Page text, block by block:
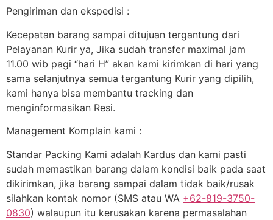
Pengiriman dan ekspedisi :
Kecepatan barang sampai ditujuan tergantung dari
Pelayanan Kurir ya, Jika sudah transfer maximal jam
11.00 wib pagi “hari H” akan kami kirimkan di hari yang
sama selanjutnya semua tergantung Kurir yang dipilih,
kami hanya bisa membantu tracking dan
menginformasikan Resi.
Management Komplain kami :
Standar Packing Kami adalah Kardus dan kami pasti
sudah memastikan barang dalam kondisi baik pada saat
dikirimkan, jika barang sampai dalam tidak baik/rusak
silahkan kontak nomor (SMS atau WA +62-819-3750-
0830) walaupun itu kerusakan karena permasalahan